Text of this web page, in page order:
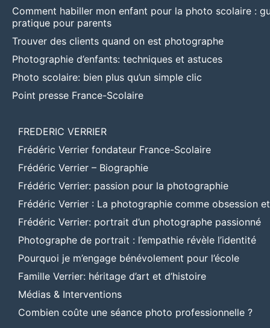
Comment habiller mon enfant pour la photo scolaire :
pratique pour parents
Trouver des clients quand on est photographe
Photographie d’enfants: techniques et astuces
Photo scolaire: bien plus qu’un simple clic
Point presse France-Scolaire
FREDERIC VERRIER
Frédéric Verrier fondateur France-Scolaire
Frédéric Verrier – Biographie
Frédéric Verrier: passion pour la photographie
Frédéric Verrier : La photographie comme obsession
Frédéric Verrier: portrait d’un photographe passionné
Photographe de portrait : l’empathie révèle l’identité
Pourquoi je m’engage bénévolement pour l’école
Famille Verrier: héritage d’art et d’histoire
Médias & Interventions
Combien coûte une séance photo professionnelle ?